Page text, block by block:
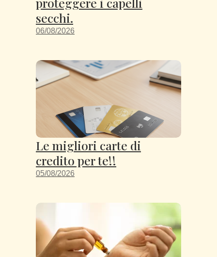
secchi.
06/08/2026
Le migliori carte di
credito per te!!
05/08/2026